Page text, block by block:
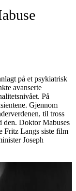
på et psykiatrisk
avanserte
På
Gjennom
til tross
den. Doktor Mabuses
Fritz Langs siste film
Joseph